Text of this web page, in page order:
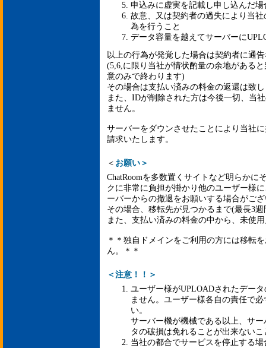
申込みに虚実を記載し申し込んだ場
故意、又は契約者の過失により当
為を行うこと
データ容量を越えてサーバーに
以上の行為が発覚した場合は契約者に通
(5,6,に限り当社が情状酌量の余地がある
意のみで終わります)
その場合は支払い済みの料金の返還は致
また、IDが削除された方は今後一切、当
ません。
サーバーをダウンさせたことにより当社
請求いたします。
＜ お願い＞
ChatRoomを多数置くサイトなど明らかに
クに非常に負担が掛かり他のユーザー様
ーバーからの撤退をお願いする場合がご
その場合、移転先が見つかるまで(最長3
また、支払い済みの料金の中から、未使
＊＊独自ドメインをご利用の方には移転
ん。＊＊
＜注意！！＞
ユーザー様がUPLOADされたデー
ません。ユーザー様各自の責任で
い。
サーバー機が機械である以上、サ
タの破損は免れることが出来ない
当社の都合でサービスを停止する